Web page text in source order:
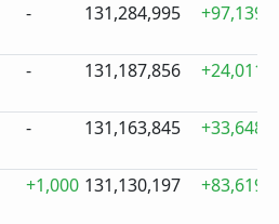
- 131,284,995 +97,139
- 131,187,856 +24,011
- 131,163,845 +33,648
+1,000 131,130,197 +83,619